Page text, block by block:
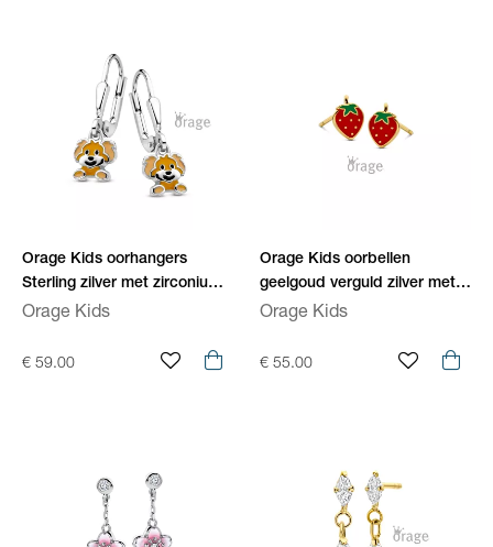
Orage Kids oorhangers
Sterling zilver met zirconium
O/4407/A
Orage Kids
€ 59.00
Orage Kids oorbellen
geelgoud verguld zilver met
zirconium O/6591
Orage Kids
€ 55.00